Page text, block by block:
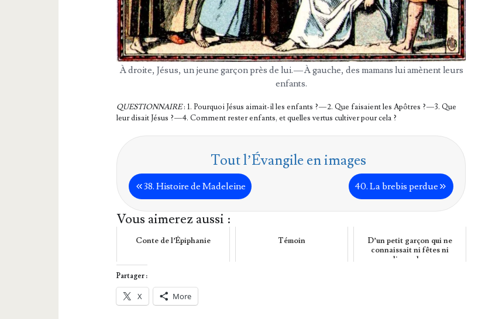
À droite, Jésus, un jeune gar­çon près de lui. — À gauche, des mamans lui amènent leurs
enfants.
QUESTIONNAIRE: 1. Pour­quoi Jésus aimait-il les enfants ? — 2. Que fai­saient les Apôtres ? — 3. Que
leur disait Jésus ? — 4. Com­ment res­ter enfants, et quelles ver­tus culti­ver pour cela ?
Tout l’Évangile en images
38. His­toire de Made­leine 40. La bre­bis perdue
Vous aimerez aussi :
Conte de l’Épiphanie Témoin
D’un petit garçon qui ne
connaissait ni fêtes ni
dimanches
Partager :
X More